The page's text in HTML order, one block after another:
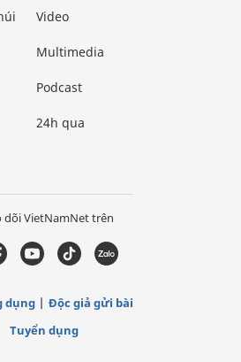
Video
Multimedia
Podcast
24h qua
dõi VietNamNet trên
dụng
Độc giả gửi bài
Tuyển dụng